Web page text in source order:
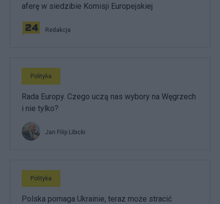
aferę w siedzibie Komisji Europejskiej
Redakcja
Polityka
Rada Europy. Czego uczą nas wybory na Węgrzech
i nie tylko?
Jan Filip Libicki
Polityka
Polska pomaga Ukrainie, teraz może stracić